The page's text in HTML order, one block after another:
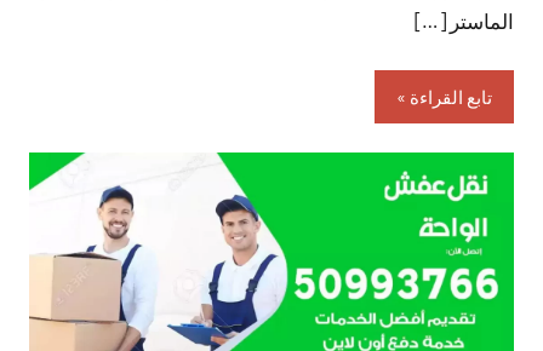
الماستر […]
تابع القراءة